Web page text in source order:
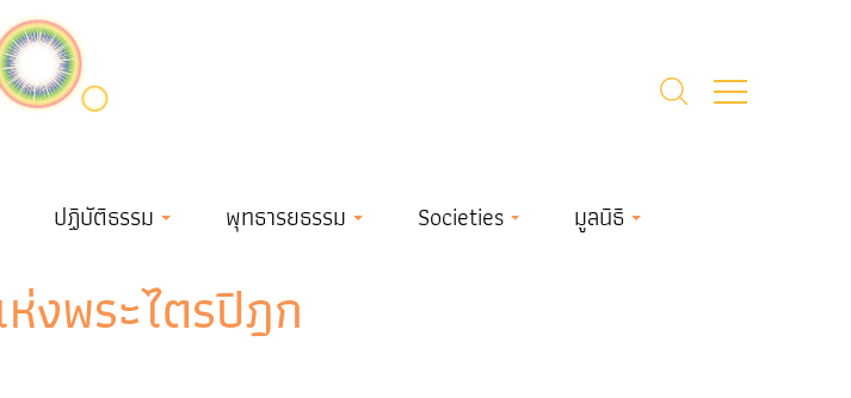
ปฏิบัติธรรม พุทธารยธรรม Societies มูลนิธิ
งพระไตรปิฎก